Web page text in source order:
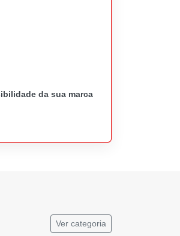
da sua marca
Ver categoria